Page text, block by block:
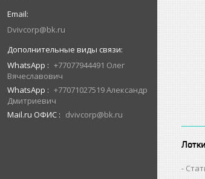
Dvivcorp@bk.ru
WhatsApp
+77077944491 Олег
Вячеславович
WhatsApp
+77071027519 Александр
Дмитриевич
Mail.ru ОФИС
dvivcorp@bk.ru